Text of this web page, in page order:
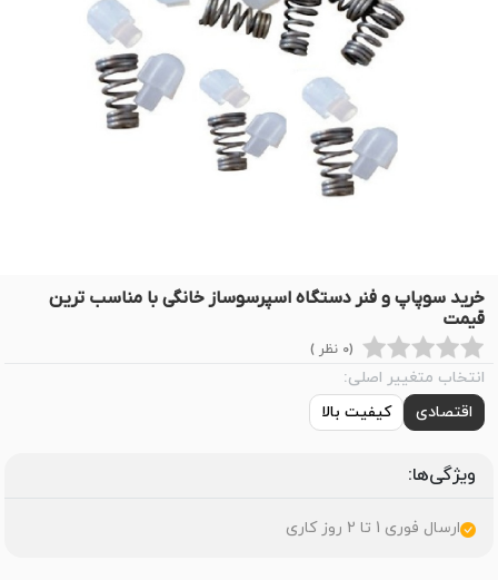
خرید سوپاپ و فنر دستگاه اسپرسوساز خانگی با مناسب ترین
قیمت
(0 نظر )
انتخاب متغییر اصلی:
اقتصادی
کیفیت بالا
ویژگی‌ها:
ارسال فوری 1 تا 2 روز کاری